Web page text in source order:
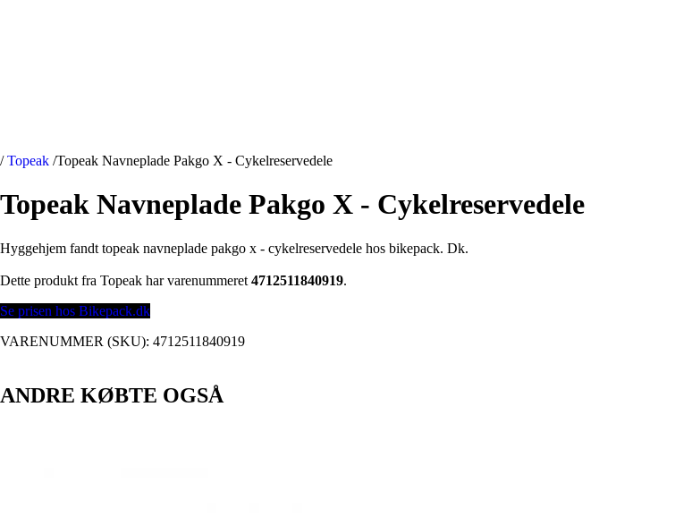
/ Topeak /Topeak Navneplade Pakgo X - Cykelreservedele
Topeak Navneplade Pakgo X - Cykelreservedele
Hyggehjem fandt topeak navneplade pakgo x - cykelreservedele hos bikepack. Dk.
Dette produkt fra Topeak har varenummeret 4712511840919.
Se prisen hos Bikepack.dk
VARENUMMER (SKU): 4712511840919
ANDRE KØBTE OGSÅ